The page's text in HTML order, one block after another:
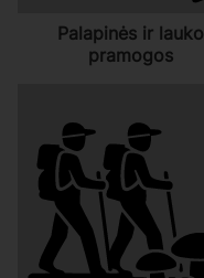
Palapinės ir lauko
pramogos